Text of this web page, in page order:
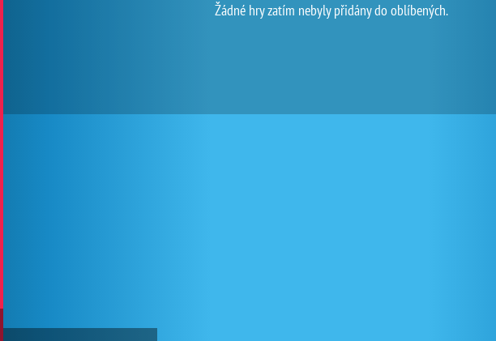
Žádné hry zatím nebyly přidány do oblíbených.